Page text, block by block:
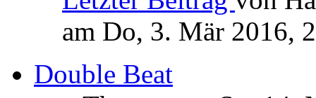
am Do, 3. Mär 2016,
Double Beat